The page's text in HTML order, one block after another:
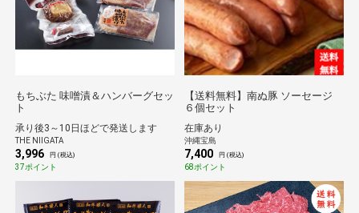
もちぶた 味噌漬＆ハンバーグセッ
ト
承り後3～10日ほどで発送します
THE NIIGATA
3,996 円 (税込)
37ポイント
【送料無料】南ぬ豚 ソーセージ
６個セット
在庫あり
沖縄宝島
7,400 円 (税込)
68ポイント